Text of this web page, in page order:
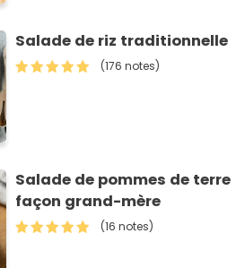
Salade de riz traditionnelle
(176 notes)
Salade de pommes de terre
façon grand-mère
(16 notes)